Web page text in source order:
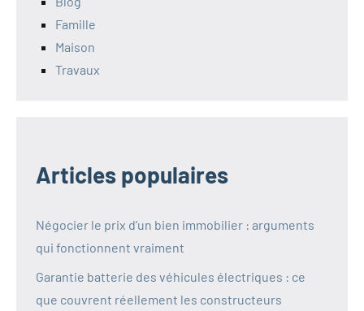
Famille
Maison
Travaux
Articles populaires
Négocier le prix d’un bien immobilier : arguments
qui fonctionnent vraiment
Garantie batterie des véhicules électriques : ce
que couvrent réellement les constructeurs